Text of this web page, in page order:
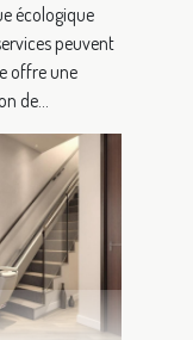
écologique
peuvent
offre une
de...